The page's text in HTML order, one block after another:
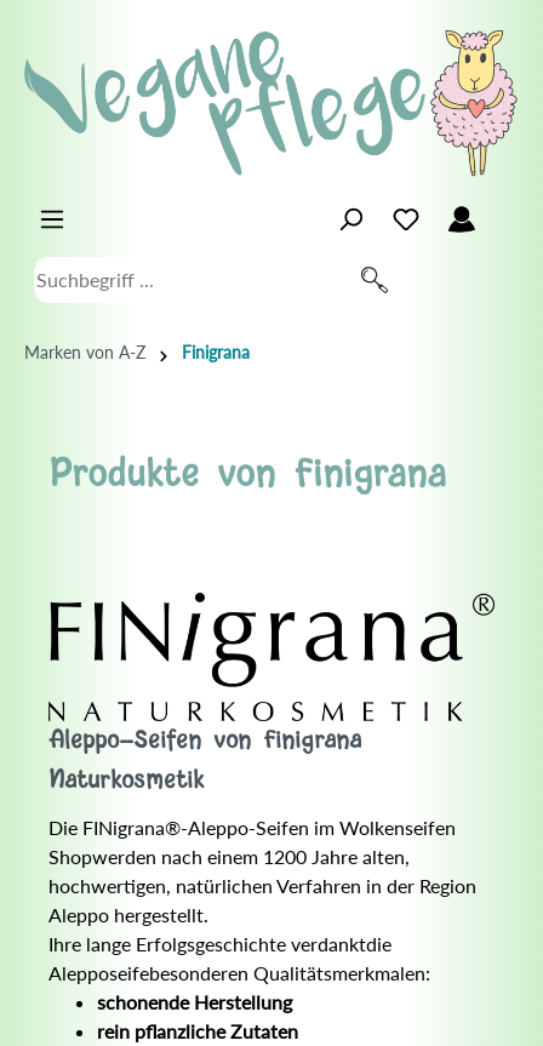
Marken von A-Z Finigrana
Produkte von Finigrana
Aleppo-Seifen von Finigrana
Naturkosmetik
Die FINigrana®-Aleppo-Seifen im Wolkenseifen
Shopwerden nach einem 1200 Jahre alten,
hochwertigen, natürlichen Verfahren in der Region
Aleppo hergestellt.
Ihre lange Erfolgsgeschichte verdanktdie
Alepposeifebesonderen Qualitätsmerkmalen:
schonende Herstellung
rein pflanzliche Zutaten